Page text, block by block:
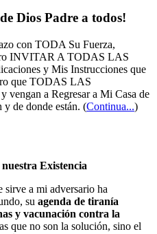
Dios Padre a todos!
con TODA Su Fuerza,
INVITAR A TODAS LAS
y Mis Instrucciones que
que TODAS LAS
a Regresar a Mi Casa de
de donde están. (Continua...)
Existencia
sirve a mi adversario ha
su agenda de tiranía
y vacunación contra la
que no son la solución, sino el